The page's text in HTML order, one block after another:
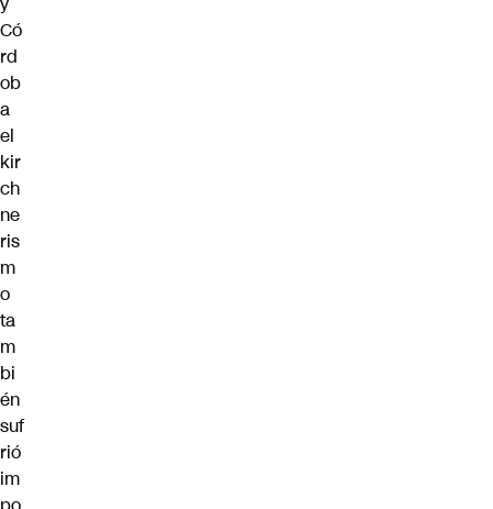
Có
rd
ob
a
el
kir
ch
ne
ris
m
o
ta
m
bi
én
suf
rió
im